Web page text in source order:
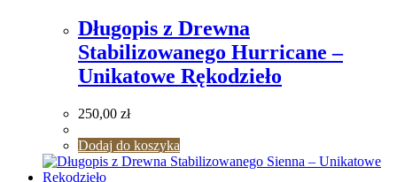
Długopis z Drewna
Stabilizowanego Hurricane –
Unikatowe Rękodzieło
250,00 zł
Dodaj do koszyka